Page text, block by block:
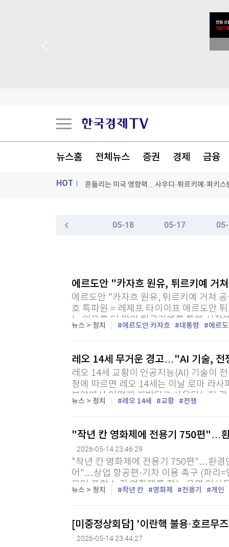
뉴스홈 전체뉴스 증권 경제 금융
HOT
"일본도 아닌데…" 아이 이름 '나루토·루피'로 짓
흔들리는 미국 영향력…사우디·튀르키예·파키스
포스코홀딩스, 포스코인터·DX 지분 50%로 축
[온에어] 더 워룸
"일본도 아닌데…" 아이 이름 '나루토·루피'로 짓
"일본도 아닌데…" 아이 이름 '나루토·루피'로 짓
[오후5시] 뉴스플러스
온로드 (ON ROAD) 인사이트
부동산
사회
글로벌경제
랭킹뉴스
미네르바아카데미
스페셜강의
[모집-3기-] 돈버는 트레이딩 투자 북클럽
[할인50%] 한·미 투자 올인원 클래스
증권 데이터
특징주 뉴스
국내증시
해외증시
05-18 05-17
에르도안 "카자흐 원유, 튀르키예 거
에르도안 "카자흐 원유, 튀르키예 거쳐
호 특파원 = 레제프 타이이프 에르도안
는 원유를 더 많이 튀르키예를 통해 시
이 14일(현지시간) 보도했다. 에르도안
뉴스 > 정치 에르도안 카자흐 대통령 에르
레오 14세 무거운 경고…"AI 기술,
레오 14세 교황이 인공지능(AI) 기술이
청에 따르면 레오 14세는 이날 로마 라
분야에서 어떻게 개발되고 사용되는지
뉴스 > 정치 레오 14세 교황 전쟁
"작년 칸 영화제에 전용기 750편"…
2026-05-14 23:46:29
"작년 칸 영화제에 전용기 750편"…환경
어"…상업 항공편·기차 이용 촉구 (파리
모인 프랑스 칸 영화제를 찾는 유명 인사
과도한 특권이라는 비판이 다시 제기됐
뉴스 > 정치 작년 칸 영화제 전용기 개인
[미중정상회담] '이란핵 불용·호르무
2026-05-14 23:44:27